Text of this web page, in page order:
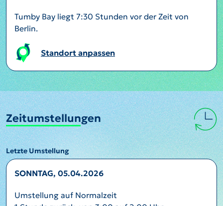
Tumby Bay liegt 7:30 Stunden vor der Zeit von
Berlin.
Standort anpassen
Zeitumstellungen
Letzte Umstellung
SONNTAG, 05.04.2026
Umstellung auf Normalzeit